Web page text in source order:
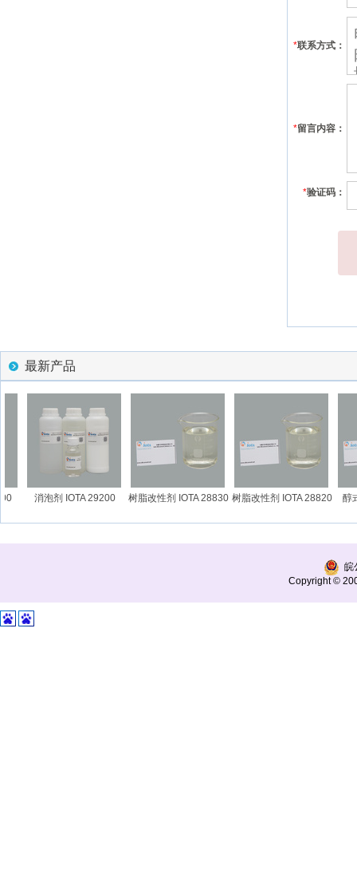
*联系方式：
*留言内容：
*验证码：
最新产品
消泡剂 IOTA 29200 树脂改性剂 IOTA 28830 树脂改性剂 IOTA 28820
醇
皖
Copyright ©